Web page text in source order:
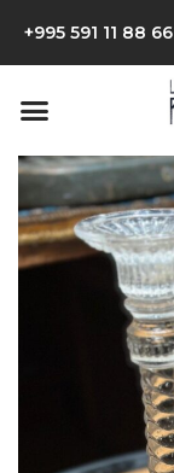
+995 591 11 88 66